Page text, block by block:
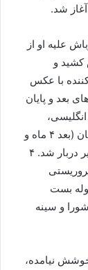
شد.
علیه او از
کشید و
با عکس
هفته های بعد و پایان
خواند . ترمیم کابینه بیفایده شد و هژیر درنیمه آبان (بعد ۴ ماه و
چند روز) از دولت رفت.۲۸ تیرسال بعد، هژیر وزیر دربار شد. ۴
تروریستی
بست
و سینه
خوشش نیامده،